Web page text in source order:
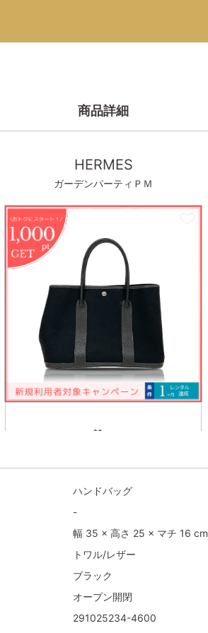
商品詳細
HERMES
ガーデンパーティＰＭ
ハンドバッグ
-
幅 35 × 高さ 25 × マチ 16 cm
トワル/レザー
ブラック
オープン開閉
291025234-4600